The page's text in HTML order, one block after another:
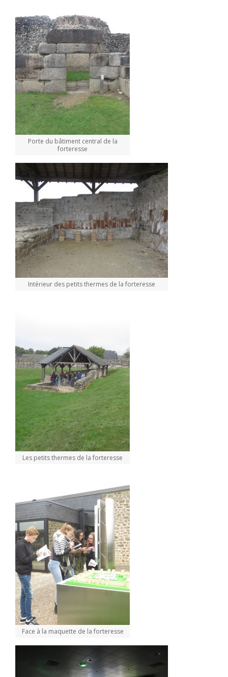
Porte du bâtiment central de la
forteresse
Intérieur des petits thermes de la forteresse
Les petits thermes de la forteresse
Face à la maquette de la forteresse